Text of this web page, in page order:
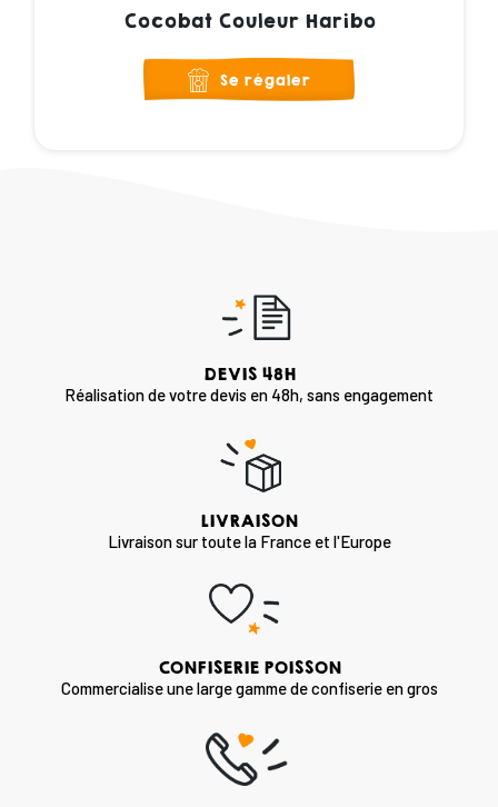
Cocobat Couleur Haribo
Se régaler
DEVIS 48H
Réalisation de votre devis en 48h, sans engagement
LIVRAISON
Livraison sur toute la France et l'Europe
CONFISERIE POISSON
Commercialise une large gamme de confiserie en gros